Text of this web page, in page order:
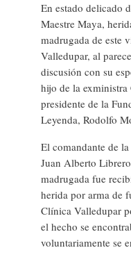
En estado delicado
Maestre Maya,
madrugada de este
Valledupar, al
discusión con su
hijo de la
presidente de la
Leyenda, Rodolfo
El comandante de
Juan Alberto
madrugada fue
herida por arma de
Clínica Valledupar
el hecho se
voluntariamente se